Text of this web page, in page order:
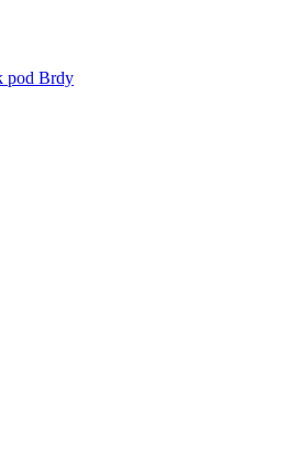
pod Brdy